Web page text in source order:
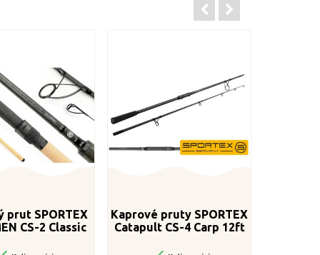
prut SPORTEX
CS-2 Classic
Kaprové pruty SPORTEX
Catapult CS-4 Carp 12ft